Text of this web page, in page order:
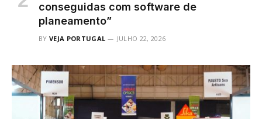
conseguidas com software de
planeamento”
BY VEJA PORTUGAL JULHO 22, 2026